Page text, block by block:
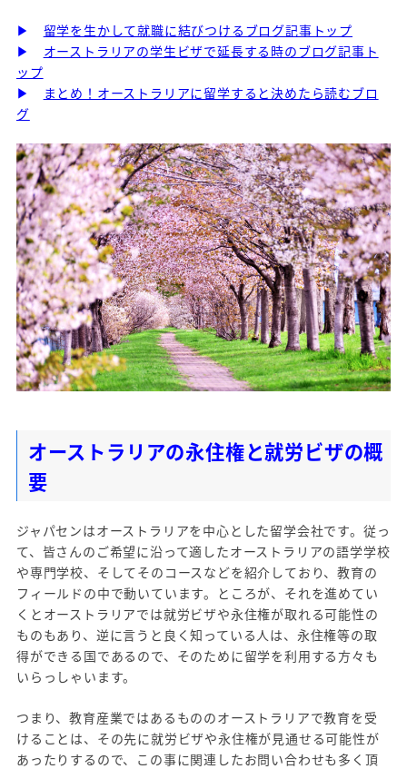
▶
留学を生かして就職に結びつけるブログ記事トップ
▶
オーストラリアの学生ビザで延長する時のブログ記事ト
ップ
▶
まとめ！オーストラリアに留学すると決めたら読むブロ
グ
オーストラリアの永住権と就労ビザの概
要
ジャパセンはオーストラリアを中心とした留学会社です。従っ
て、皆さんのご希望に沿って適したオーストラリアの語学学校
や専門学校、そしてそのコースなどを紹介しており、教育の
フィールドの中で動いています。ところが、それを進めてい
くとオーストラリアでは就労ビザや永住権が取れる可能性の
ものもあり、逆に言うと良く知っている人は、永住権等の取
得ができる国であるので、そのために留学を利用する方々も
いらっしゃいます。
つまり、教育産業ではあるもののオーストラリアで教育を受
けることは、その先に就労ビザや永住権が見通せる可能性が
あったりするので、この事に関連したお問い合わせも多く頂